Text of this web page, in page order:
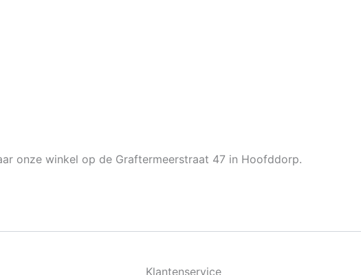
onze winkel op de Graftermeerstraat 47 in Hoofddorp.
Klantenservice